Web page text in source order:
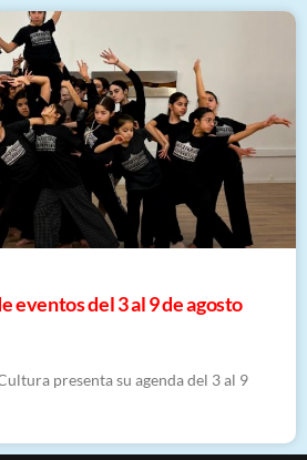
eventos del 3 al 9 de agosto
presenta su agenda del 3 al 9